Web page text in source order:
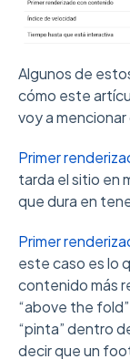
Algunos de
cómo este
voy a
Primer
tarda el sitio en
que dura en
Primer
este caso es lo
contenido más
“above the
“pinta” dentro
decir que un